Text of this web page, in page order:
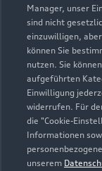
Alle Modelle
Modelle
Elektromodelle
Plug-in-Hybride
Kaufen &
Neuwagensuche
Gebrauchtwagen
Finanzierung
Service &
Saisonale
Audi Services
Support
Kundenservice
Über Audi
Manager, unser
sind nicht
einzuwilligen,
können Sie
nutzen. Sie
aufgeführten
Einwilligung
widerrufen. Für
die "Cookie-
Informationen
unserem